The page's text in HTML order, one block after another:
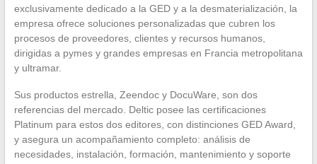
exclusivamente dedicado a la GED y a la desmaterialización, la
empresa ofrece soluciones personalizadas que cubren los
procesos de proveedores, clientes y recursos humanos,
dirigidas a pymes y grandes empresas en Francia metropolitana
y ultramar.
Sus productos estrella, Zeendoc y DocuWare, son dos
referencias del mercado. Deltic posee las certificaciones
Platinum para estos dos editores, con distinciones GED Award,
y asegura un acompañamiento completo: análisis de
necesidades, instalación, formación, mantenimiento y soporte